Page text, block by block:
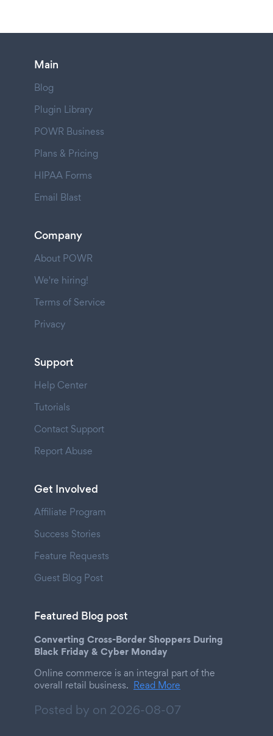
Main
Blog
Plugin Library
POWR Business
Plans & Pricing
HIPAA Forms
Email Blast
Company
About POWR
We're hiring!
Terms of Service
Privacy
Support
Help Center
Tutorials
Contact Support
Report Abuse
Get Involved
Affiliate Program
Success Stories
Feature Requests
Guest Blog Post
Featured Blog post
Converting Cross-Border Shoppers During
Black Friday & Cyber Monday
Online commerce is an integral part of the
overall retail business. Read More
Posted by on 2026-08-07